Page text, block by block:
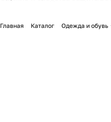
Главная Каталог Одежда и обувь